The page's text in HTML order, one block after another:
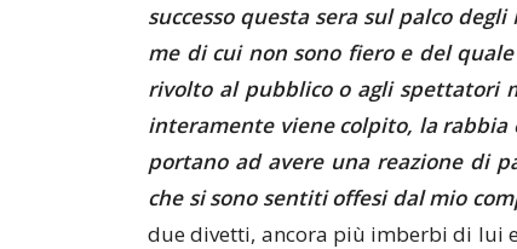
successo questa sera sul palco
me di cui non sono fiero e del
rivolto al pubblico o agli spettatori
interamente viene colpito, la rabbia
portano ad avere una reazione di
che si sono sentiti offesi dal mio
due divetti, ancora più imberbi di lui